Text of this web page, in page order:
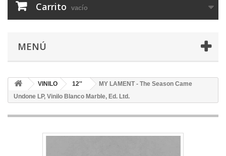
Carrito vacío
MENÚ
VINILO 12''
MY LAMENT - The Season Came
Undone LP, Vinilo Blanco Marble, Ed. Ltd.